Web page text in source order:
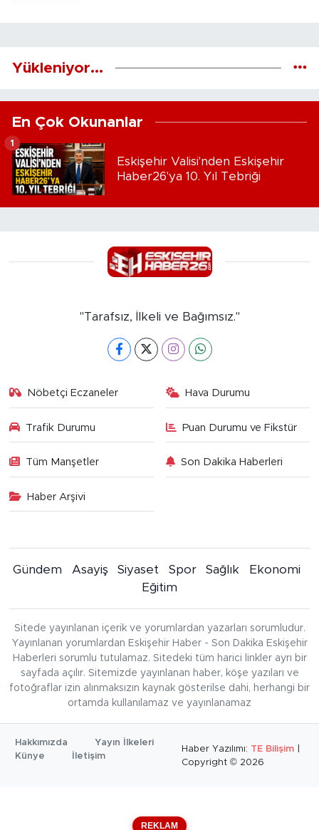
Yükleniyor...
En Çok Okunanlar
Eskişehir Valisi'nden Eskişehir
Haber26'ya 10. Yıl Tebriği
1
"Tarafsız, İlkeli ve Bağımsız."
Nöbetçi Eczaneler Hava Durumu
Trafik Durumu Puan Durumu ve Fikstür
Tüm Manşetler Son Dakika Haberleri
Haber Arşivi
Gündem Asayiş Siyaset Spor Sağlık
Ekonomi
Eğitim
Sitede yayınlanan içerik ve yorumlardan yazarları sorumludur.
Yayınlanan yorumlardan Eskişehir Haber - Son Dakika Eskişehir
Haberleri sorumlu tutulamaz. Sitedeki tüm harici linkler ayrı bir
sayfada açılır. Sitemizde yayınlanan haber, köşe yazıları ve
fotoğraflar izin alınmaksızın kaynak gösterilse dahi, herhangi bir
ortamda kullanılamaz ve yayınlanamaz
Hakkımızda
Yayın İlkeleri
Künye
İletişim
Haber Yazılımı: TE Bilişim
Copyright © 2026
REKLAM